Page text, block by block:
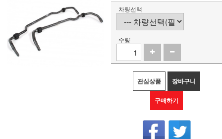
차량선택
수량
관심상품 장바구니
구매하기